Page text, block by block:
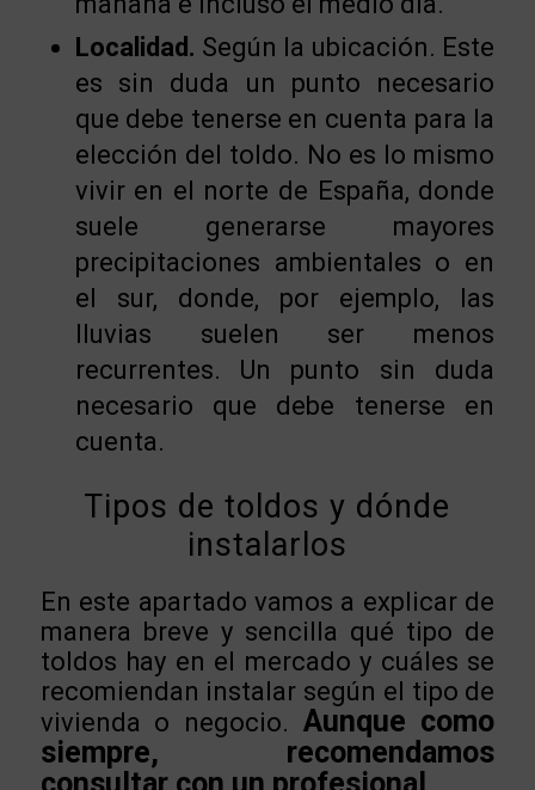
Localidad. Según la ubicación. Este
es sin duda un punto necesario
que debe tenerse en cuenta para la
elección del toldo. No es lo mismo
vivir en el norte de España, donde
suele generarse mayores
precipitaciones ambientales o en
el sur, donde, por ejemplo, las
lluvias suelen ser menos
recurrentes. Un punto sin duda
necesario que debe tenerse en
cuenta.
Tipos de toldos y dónde
instalarlos
En este apartado vamos a explicar de
manera breve y sencilla qué tipo de
toldos hay en el mercado y cuáles se
recomiendan instalar según el tipo de
vivienda o negocio. Aunque como
siempre, recomendamos